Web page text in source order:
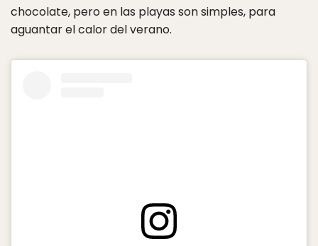
chocolate, pero en las playas son simples, para
aguantar el calor del verano.